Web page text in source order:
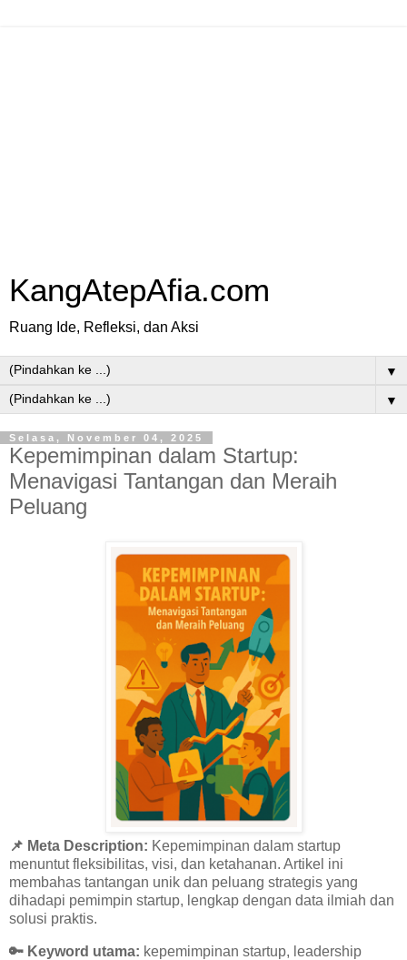
KangAtepAfia.com
Ruang Ide, Refleksi, dan Aksi
▼
▼
Selasa, November 04, 2025
Kepemimpinan dalam Startup:
Menavigasi Tantangan dan Meraih
Peluang
📌 Meta Description: Kepemimpinan dalam startup
menuntut fleksibilitas, visi, dan ketahanan. Artikel ini
membahas tantangan unik dan peluang strategis yang
dihadapi pemimpin startup, lengkap dengan data ilmiah dan
solusi praktis.
🔑 Keyword utama: kepemimpinan startup, leadership